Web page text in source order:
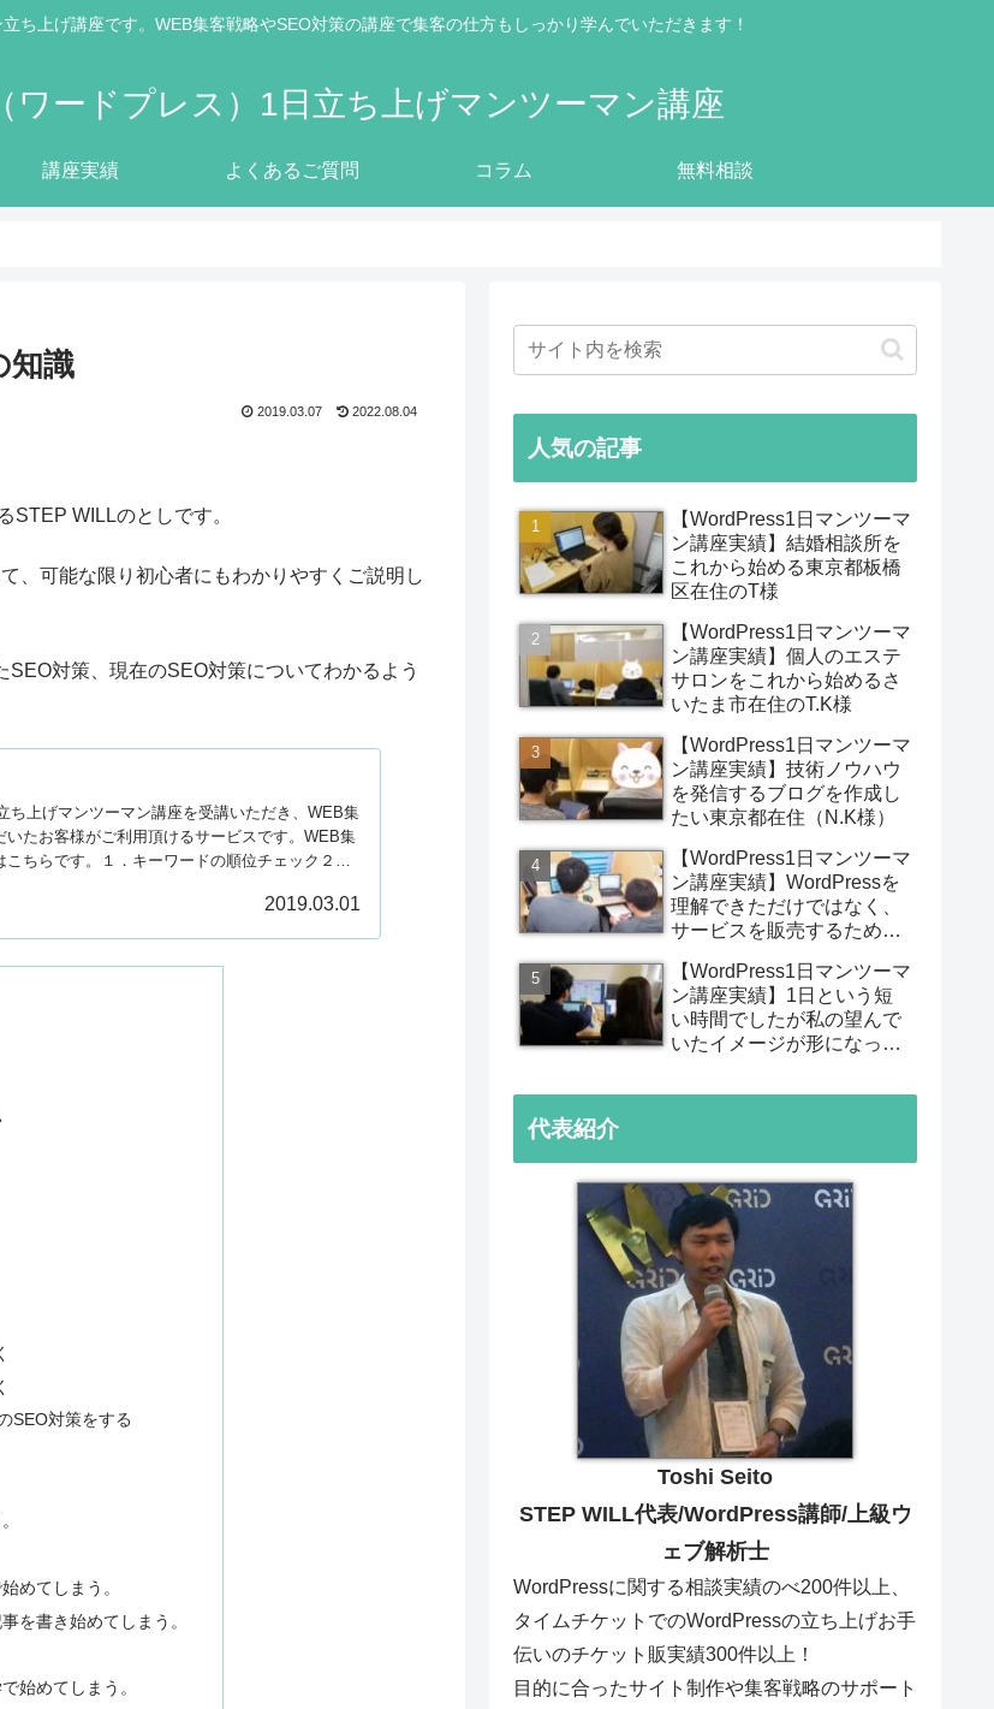
ち上げ講座です。WEB集客戦略やSEO対策の講座で集客の仕方もしっかり学んでいただきます！
ワードプレス）1日立ち上げマンツーマン講座
講座実績 よくあるご質問 コラム 無料相談
知識
2019.03.07 2022.08.04
STEP WILLのとしです。
、可能な限り初心者にもわかりやすくご説明し
対策、現在のSEO対策についてわかるよう
ち上げマンツーマン講座を受講いただき、WEB集
たお客様がご利用頂けるサービスです。WEB集
ちらです。１．キーワードの順位チェック２．
2019.03.01
SEO対策をする
めてしまう。
を書き始めてしまう。
始めてしまう。
人気の記事
【WordPress1日マンツーマ
ン講座実績】結婚相談所を
これから始める東京都板橋
区在住のT様
【WordPress1日マンツーマ
ン講座実績】個人のエステ
サロンをこれから始めるさ
いたま市在住のT.K様
【WordPress1日マンツーマ
ン講座実績】技術ノウハウ
を発信するブログを作成し
たい東京都在住（N.K様）
【WordPress1日マンツーマ
ン講座実績】WordPressを
理解できただけではなく、
サービスを販売するための
値がありました。（東京都
在住T様）
【WordPress1日マンツーマ
ン講座実績】1日という短
い時間でしたが私の望んで
いたイメージが形になった
す。（群馬県高崎市在住S
代表紹介
Toshi Seito
STEP WILL代表/WordPress講師/上級ウ
ェブ解析士
WordPressに関する相談実績のべ200件以上、
タイムチケットでのWordPressの立ち上げお手
伝いのチケット販実績300件以上！
目的に合ったサイト制作や集客戦略のサポート